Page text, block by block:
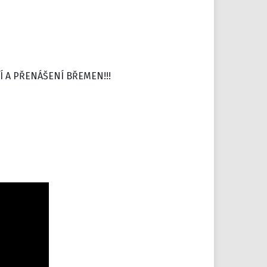
A PŘENÁŠENÍ BŘEMEN!!!